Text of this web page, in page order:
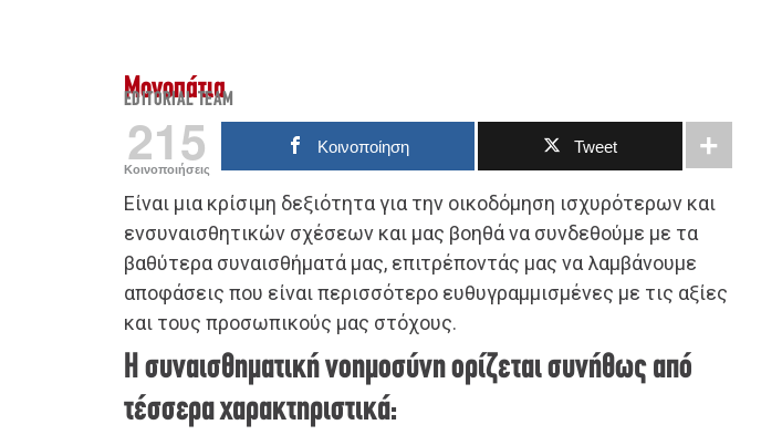
Μονοπάτια
EDITORIAL TEAM
215
Κοινοποιήσεις
Κοινοποίηση Tweet
Είναι μια κρίσιμη δεξιότητα για την οικοδόμηση ισχυρότερων και
ενσυναισθητικών σχέσεων και μας βοηθά να συνδεθούμε με τα
βαθύτερα συναισθήματά μας, επιτρέποντάς μας να λαμβάνουμε
αποφάσεις που είναι περισσότερο ευθυγραμμισμένες με τις αξίες
και τους προσωπικούς μας στόχους.
Η συναισθηματική νοημοσύνη ορίζεται συνήθως από
τέσσερα χαρακτηριστικά: